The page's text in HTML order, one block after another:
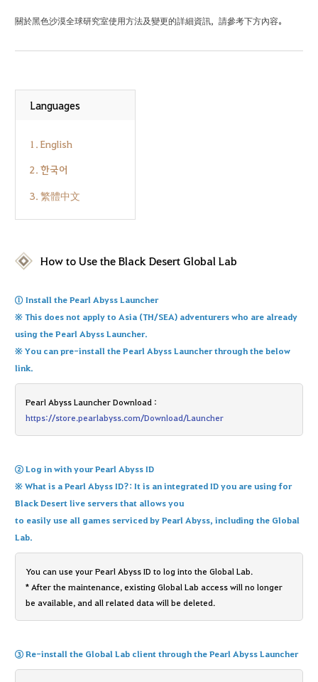
關於黑色沙漠全球研究室使用方法及變更的詳細資訊，請參考下方內容。
Languages
1. English
2. 한국어
3. 繁體中文
How to Use the Black Desert Global Lab
① Install the Pearl Abyss Launcher
※ This doesnot applyto Asia (TH/SEA) adventurerswho are already
usingthePearl AbyssLauncher.
※ You canpre-install thePearl AbyssLauncherthroughthebelow
link.
Pearl Abyss Launcher Download :
https://store.pearlabyss.com/Download/Launcher
② Log in with your Pearl Abyss ID
※ What is a Pearl Abyss ID?: It is an integrated ID you are using for
Black Desert live serversthat allows you
to easily use all games serviced by Pearl Abyss, including the Global
Lab.
You can use your Pearl Abyss ID to log into the Global Lab.
* After the maintenance, existing Global Lab access will no longer
be available, and all related data will be deleted.
③ Re-install the Global Lab client through the Pearl Abyss Launcher